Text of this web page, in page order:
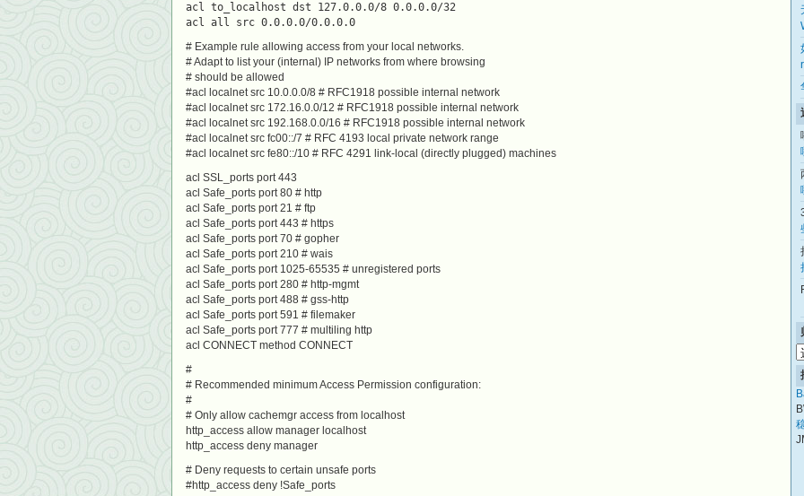
acl to_localhost dst 127.0.0.0/8 0.0.0.0/32
acl all src 0.0.0.0/0.0.0.0
# Example rule allowing access from your local networks.
# Adapt to list your (internal) IP networks from where browsing
# should be allowed
#acl localnet src 10.0.0.0/8 # RFC1918 possible internal network
#acl localnet src 172.16.0.0/12 # RFC1918 possible internal network
#acl localnet src 192.168.0.0/16 # RFC1918 possible internal network
#acl localnet src fc00::/7 # RFC 4193 local private network range
#acl localnet src fe80::/10 # RFC 4291 link-local (directly plugged) machines
acl SSL_ports port 443
acl Safe_ports port 80 # http
acl Safe_ports port 21 # ftp
acl Safe_ports port 443 # https
acl Safe_ports port 70 # gopher
acl Safe_ports port 210 # wais
acl Safe_ports port 1025-65535 # unregistered ports
acl Safe_ports port 280 # http-mgmt
acl Safe_ports port 488 # gss-http
acl Safe_ports port 591 # filemaker
acl Safe_ports port 777 # multiling http
acl CONNECT method CONNECT
#
# Recommended minimum Access Permission configuration:
#
# Only allow cachemgr access from localhost
http_access allow manager localhost
http_access deny manager
# Deny requests to certain unsafe ports
#http_access deny !Safe_ports